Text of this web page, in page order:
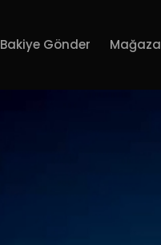
Bakiye Gönder Mağaza